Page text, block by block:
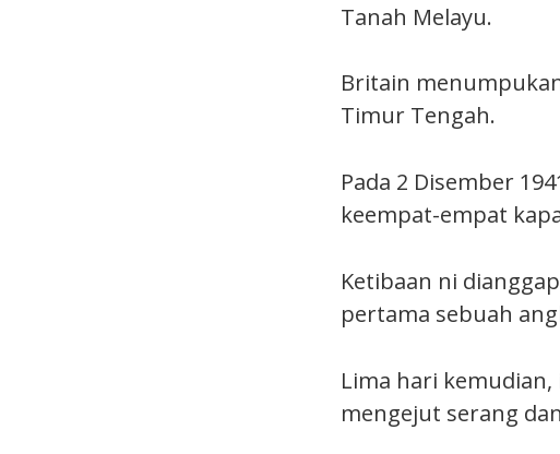
Tanah Melayu.
Britain
Timur Tengah.
Pada 2 Disember
keempat-empat
Ketibaan ni
pertama sebuah
Lima hari kemudian,
mengejut serang